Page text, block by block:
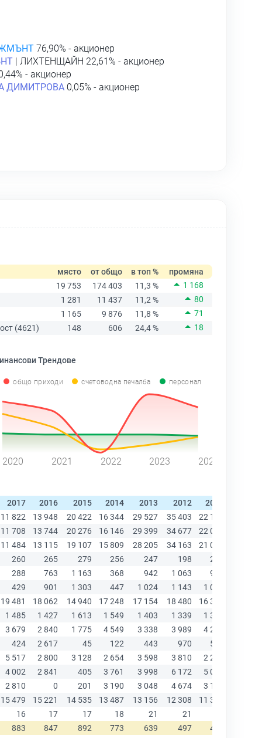
76,90% - акционер
| ЛИХТЕНЩАЙН 22,61% - акционер
- акционер
ДИМИТРОВА 0,05% - акционер
място от общо в топ %
промяна
19 753
174 403 11,3 %
1 168
1 281
11 437 11,2 %
80
1 165
9 876 11,8 %
71
(4621)
148 606 24,4 % 18
Трендове
общо приходи счетоводна печалба персонал
2020 2021 2022 2023 2024
2017 2016 2015 2014 2013 2012 2011